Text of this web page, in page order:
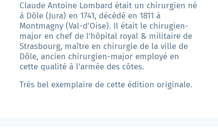
Claude Antoine Lombard était un chirurgien né
à Dôle (Jura) en 1741, décédé en 1811 à
Montmagny (Val-d'Oise). Il était le chirugien-
major en chef de l'hôpital royal & militaire de
Strasbourg, maître en chirurgie de la ville de
Dôle, ancien chirurgien-major employé en
cette qualité à l'armée des côtes.
Très bel exemplaire de cette édition originale.